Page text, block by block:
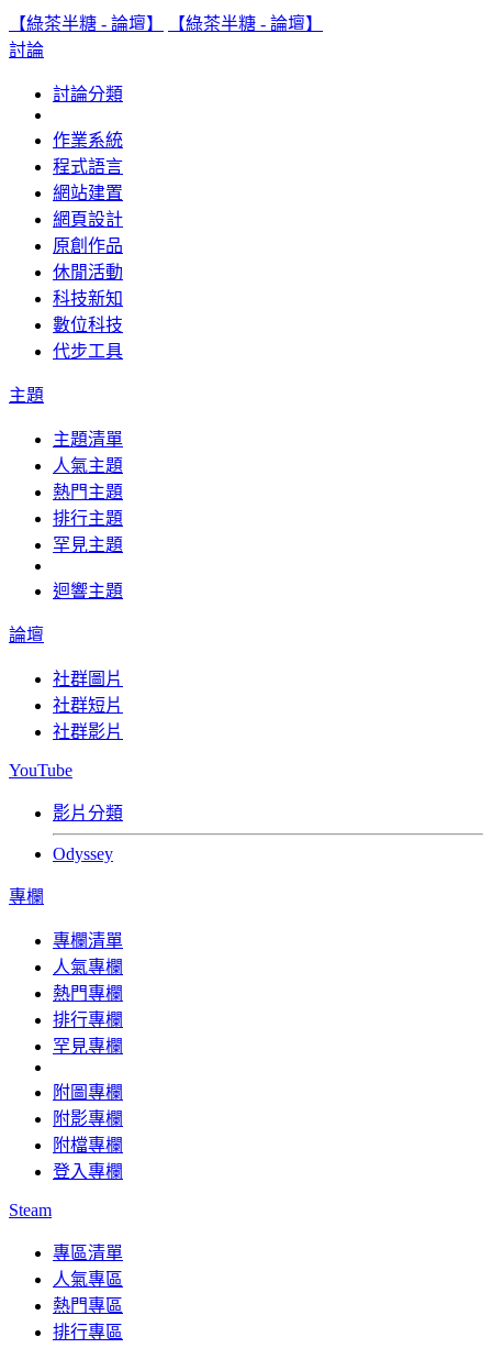
【綠茶半糖 - 論壇】
【綠茶半糖 - 論壇】
討論
討論分類
作業系統
程式語言
網站建置
網頁設計
原創作品
休閒活動
科技新知
數位科技
代步工具
主題
主題清單
人氣主題
熱門主題
排行主題
罕見主題
迴響主題
論壇
社群圖片
社群短片
社群影片
YouTube
影片分類
Odyssey
專欄
專欄清單
人氣專欄
熱門專欄
排行專欄
罕見專欄
附圖專欄
附影專欄
附檔專欄
登入專欄
Steam
專區清單
人氣專區
熱門專區
排行專區